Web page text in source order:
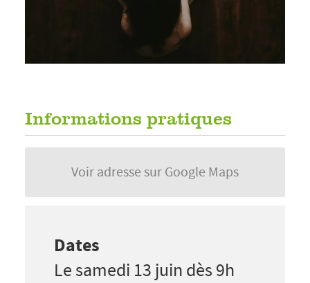
Informations pratiques
Voir adresse sur Google Maps
Dates
Le samedi 13 juin dès 9h